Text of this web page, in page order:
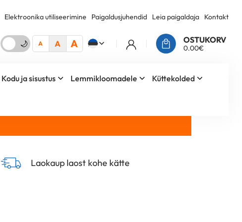
Elektroonika utiliseerimine Paigaldusjuhendid Leia paigaldaja Kontakt
☀️ 🌙 A A A EE OSTUKORV
0.00€
Kodu ja sisustus Lemmikloomadele Küttekolded
Laokaup laost kohe kätte